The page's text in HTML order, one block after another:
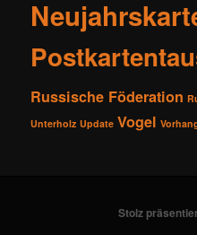
Russische Föderation
Unterholz Update Vogel
Stolz